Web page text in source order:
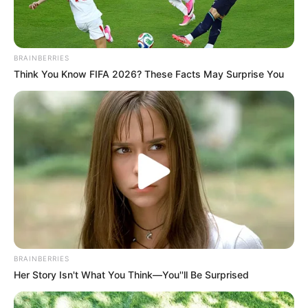
ημέρας-νύχτας και την ατμοσφαιρική απορρόφηση.
BRAINBERRIES
Think You Know FIFA 2026? These Facts May Surprise You
BRAINBERRIES
Her Story Isn't What You Think—You''ll Be Surprised